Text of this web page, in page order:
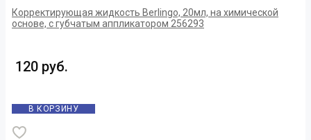
Корректирующая жидкость Berlingo, 20мл, на химической
основе, с губчатым аппликатором 256293
120 руб.
В КОРЗИНУ